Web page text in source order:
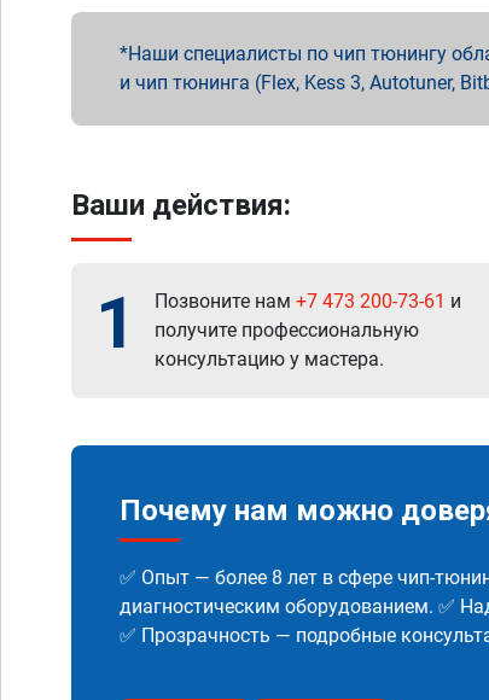
Наши специалисты по чип тюнингу
и чип тюнинга (Flex, Kess 3, Autotuner,
Ваши действия:
1 Позвоните нам +7 473 200-73-61 и
получите профессиональную
консультацию у мастера.
Почему нам можно
✅ Опыт — более 8 лет в сфере чип-
диагностическим оборудованием. ✅
✅ Прозрачность — подробные